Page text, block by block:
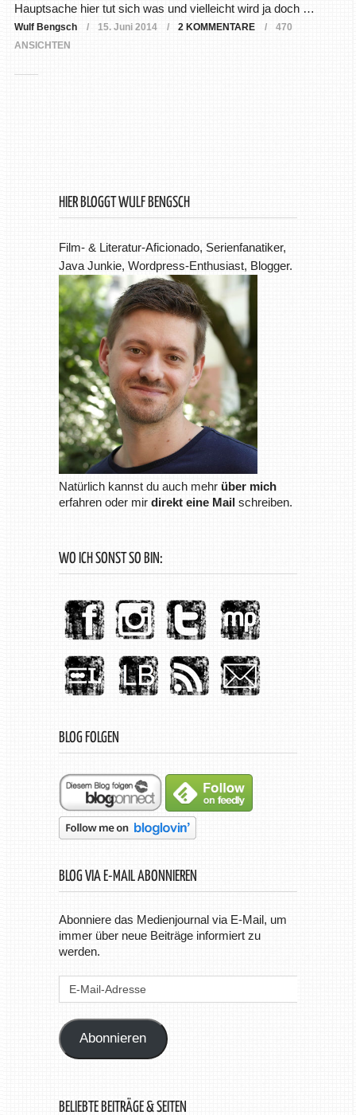
Hauptsache hier tut sich was und vielleicht wird ja doch …
Wulf Bengsch 15. Juni 2014 2 KOMMENTARE
470
ANSICHTEN
HIER BLOGGT WULF BENGSCH
Film- & Literatur-Aficionado, Serienfanatiker,
Java Junkie, Wordpress-Enthusiast, Blogger.
Natürlich kannst du auch mehr über mich
erfahren oder mir direkt eine Mailschreiben.
WO ICH SONST SO BIN:
BLOG FOLGEN
BLOG VIA E-MAIL ABONNIEREN
Abonniere das Medienjournal via E-Mail, um
immer über neue Beiträge informiert zu
werden.
Abonnieren
BELIEBTE BEITRÄGE & SEITEN